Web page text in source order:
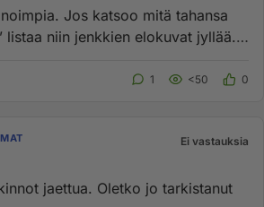
Jos katsoo mitä tahansa
listaa niin jenkkien elokuvat jyllää.
1 <50 0
Ei vastauksia
jaettua. Oletko jo tarkistanut